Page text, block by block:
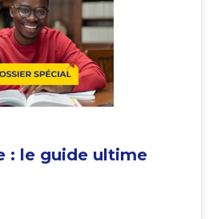
: le guide ultime